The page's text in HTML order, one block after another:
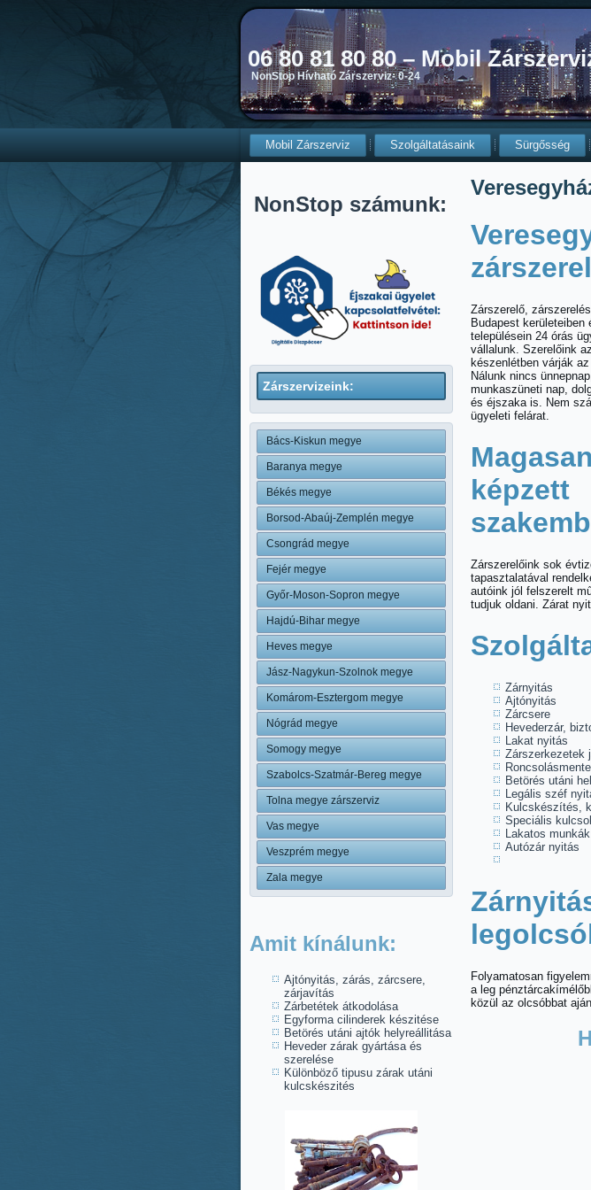
06 80 81 80 80 – Mobil
NonStop Hívható Zárszerviz- 0-24
Mobil Zárszerviz Szolgáltatásaink Sürgősség
NonStop számunk:
Zárszervizeink:
Bács-Kiskun megye
Baranya megye
Békés megye
Borsod-Abaúj-Zemplén megye
Csongrád megye
Fejér megye
Győr-Moson-Sopron megye
Hajdú-Bihar megye
Heves megye
Jász-Nagykun-Szolnok megye
Komárom-Esztergom megye
Nógrád megye
Somogy megye
Szabolcs-Szatmár-Bereg megye
Tolna megye zárszerviz
Vas megye
Veszprém megye
Zala megye
Amit kínálunk:
Ajtónyitás, zárás, zárcsere,
zárjavítás
Zárbetétek átkodolása
Egyforma cilinderek készitése
Betörés utáni ajtók helyreállitása
Heveder zárak gyártása és
szerelése
Különböző tipusu zárak utáni
kulcskészités
Zárszerelő,
Budapest kerületeiben
településein 24 órás
vállalunk. Szerelőink
készenlétben várják
Nálunk nincs
munkaszüneti nap,
és éjszaka is. Nem
ügyeleti felárat.
Magasan
képzett
Zárszerelőink sok
tapasztalatával
autóink jól felszerelt
tudjuk oldani. Zárat
Zárnyitás
Ajtónyitás
Zárcsere
Hevederzár,
Lakat nyitás
Zárszerkezetek
Betörés utáni
Legális széf
Kulcskészítés,
Speciális
Lakatos munkák
Autózár nyitás
Folyamatosan
a leg
közül az olcsóbbat